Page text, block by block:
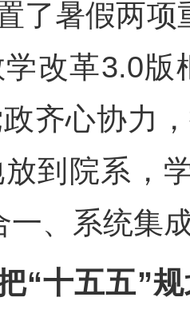
了暑假两项
改革3.0版
齐心协力
到院系，
一、系统集
“十五五”